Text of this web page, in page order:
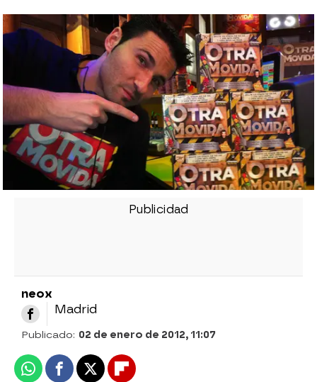
neox
Madrid
Publicado: 02 de enero de 2012, 11:07
WhatsappFacebook
X Flipboard